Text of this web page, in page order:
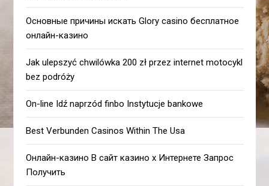
Основные причины искать Glory casino бесплатное
онлайн-казино
Jak ulepszyć chwilówka 200 zł przez internet motocykl
bez podróży
On-line Idź naprzód finbo Instytucje bankowe
Best Verbunden Casinos Within The Usa
Онлайн-казино В сайт казино х Интернете Запрос
Получить